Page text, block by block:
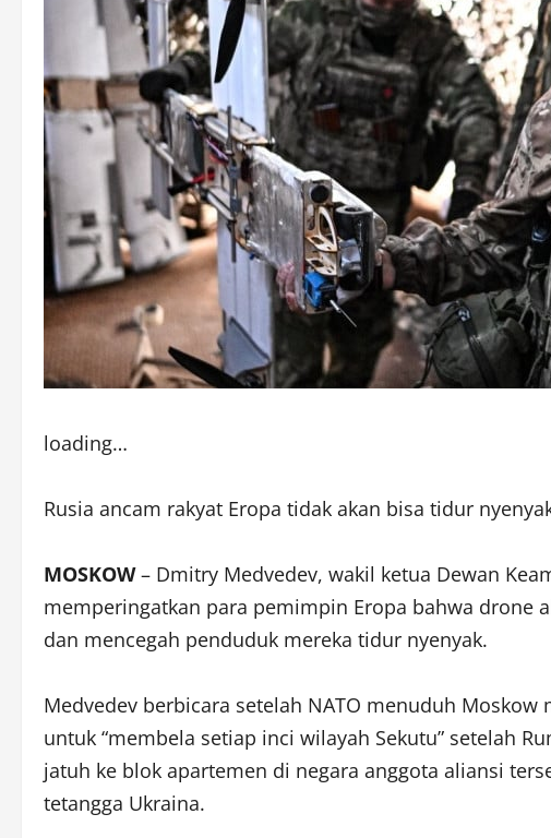
loading…
Rusia ancam rakyat Eropa tidak akan bisa tidur
MOSKOW– Dmitry Medvedev, wakil ketua Dewan
memperingatkan para pemimpin Eropa bahwa drone
dan mencegah penduduk mereka tidur nyenyak.
Medvedev berbicara setelah NATO menuduh
untuk “membela setiap inci wilayah Sekutu” setelah
jatuh ke blok apartemen di negara anggota aliansi
tetangga Ukraina.